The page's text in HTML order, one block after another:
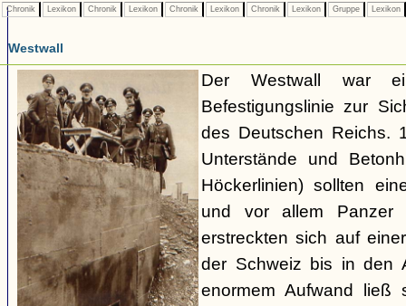
Chronik Lexikon Chronik Lexikon Chronik Lexikon Chronik Lexikon Gruppe Lexikon
Westwall
Der Westwall war
Befestigungslinie zur
des Deutschen Reichs.
Unterstände und
Höckerlinien) sollten
und vor allem Panzer
erstreckten sich auf
der Schweiz bis in den
enormem Aufwand ließ